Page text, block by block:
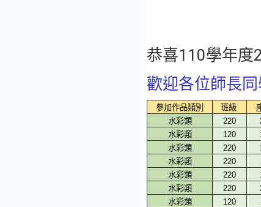
恭喜110學年度
歡迎各位師長
參加作品類別 班級
水彩類
220
水彩類
120
水彩類
220
水彩類
220
水彩類
220
水彩類
220
水彩類
120